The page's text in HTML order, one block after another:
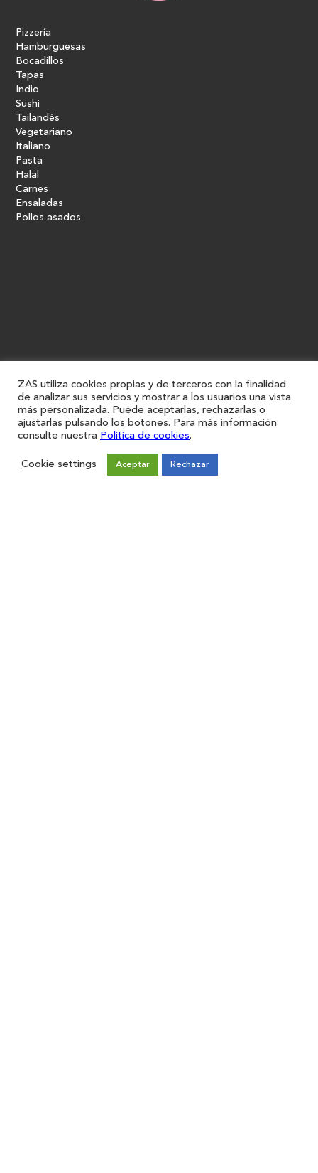
Pizzería
Hamburguesas
Bocadillos
Tapas
Indio
Sushi
Tailandés
Vegetariano
Italiano
Pasta
Halal
Carnes
Ensaladas
Pollos asados
ZAS utiliza cookies propias y de terceros con la finalidad
de analizar sus servicios y mostrar a los usuarios una vista
más personalizada. Puede aceptarlas, rechazarlas o
ajustarlas pulsando los botones. Para más información
consulte nuestra Política de cookies.
Cookie settings Aceptar Rechazar